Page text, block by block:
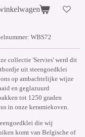
WBS72
collectie 'Servies' werd dit
uit steengoedklei
op ambachtelijke wijze
en geglazuurd
tot 1250 graden
in onze keramiekoven.
die wij
komt van Belgische of